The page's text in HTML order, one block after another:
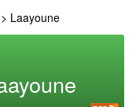
> Laayoune